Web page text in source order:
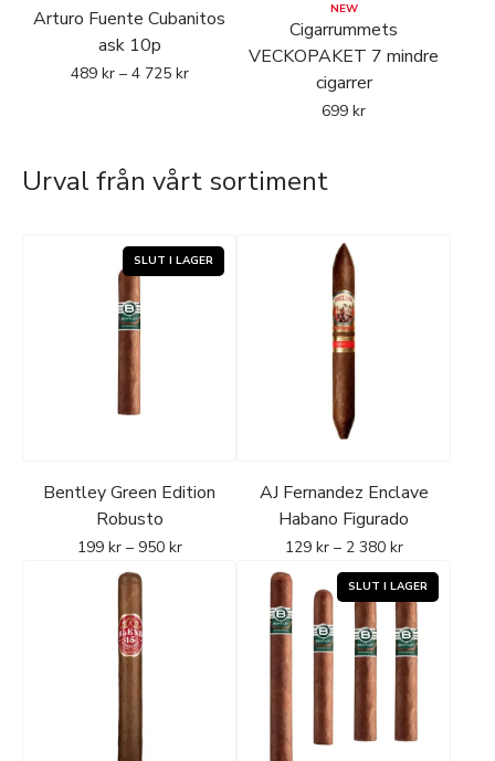
Arturo Fuente Cubanitos
ask 10p
489 kr – 4 725 kr
NEW
Cigarrummets
VECKOPAKET 7 mindre
cigarrer
699 kr
Urval från vårt sortiment
Bentley Green Edition
Robusto
199 kr – 950 kr
AJ Fernandez Enclave
Habano Figurado
129 kr – 2 380 kr